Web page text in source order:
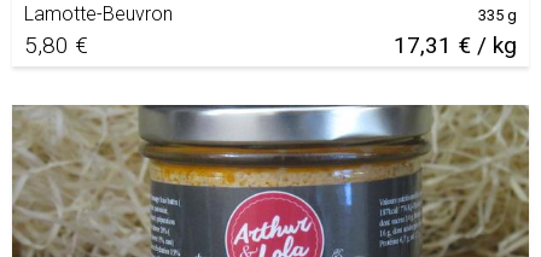
Lamotte-Beuvron
5,80 € 17,31 € / kg
335 g